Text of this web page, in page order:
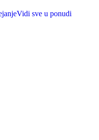
Vidi sve u ponudi